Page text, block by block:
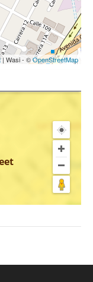
| Wasi - ©OpenStreetMap